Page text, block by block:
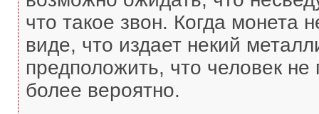
что такое звон. Когда монета
виде, что издает некий
предположить, что человек
более вероятно.